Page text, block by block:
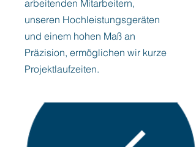
arbeitenden Mitarbeitern,
unseren Hochleistungsgeräten
und einem hohen Maß an
Präzision, ermöglichen wir kurze
Projektlaufzeiten.